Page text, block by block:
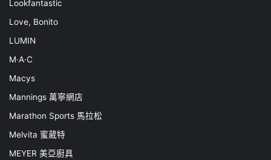
Lookfantastic
Love, Bonito
LUMIN
M·A·C
Macys
Mannings 萬寧網店
Marathon Sports 馬拉松
Melvita 蜜葳特
MEYER 美亞廚具